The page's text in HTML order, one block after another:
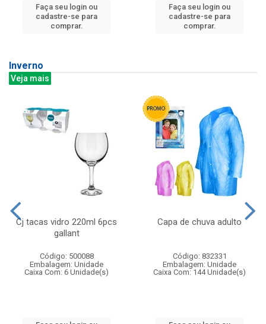
Faça seu login ou
cadastre-se para
comprar.
Faça seu login ou
cadastre-se para
comprar.
Inverno
Veja mais
Cj tacas vidro 220ml 6pcs
gallant
Código: 500088
Embalagem: Unidade
Caixa Com: 6 Unidade(s)
Capa de chuva adulto
Código: 832331
Embalagem: Unidade
Caixa Com: 144 Unidade(s)